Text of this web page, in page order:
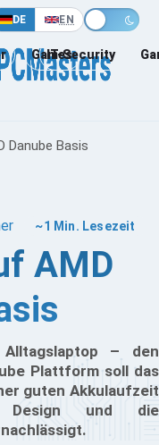
DE EN
Games
IT-Security
Danube Basis
~1 Min. Lesezeit
AMD
– den
Plattform soll das
guten Akkulaufzeit
Design und die